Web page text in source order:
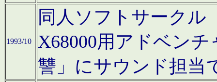
1993/10
同人ソフトサークル
X68000用アドベン
讐」にサウンド担当